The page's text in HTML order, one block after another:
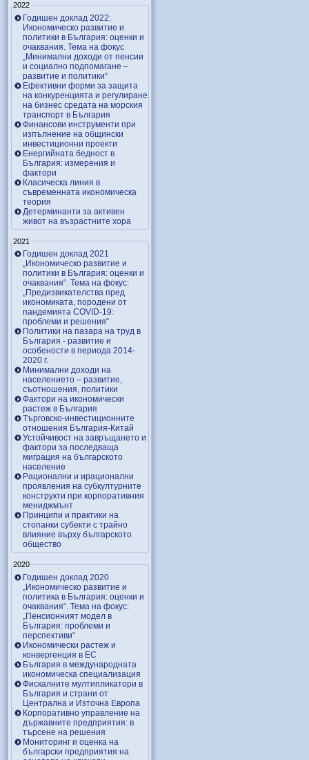
2022
Годишен доклад 2022:
Икономическо развитие и
политики в България: оценки и
очаквания. Тема на фокус
„Минимални доходи от пенсии
и социално подпомагане –
развитие и политики“
Ефективни форми за защита
на конкуренцията и регулиране
на бизнес средата на морския
транспорт в България
Финансови инструменти при
изпълнение на общински
инвестиционни проекти
Енергийната бедност в
България: измерения и
фактори
Класическа линия в
съвременната икономическа
теория
Детерминанти за активен
живот на възрастните хора
2021
Годишен доклад 2021
„Икономическо развитие и
политики в България: оценки и
очаквания“. Тема на фокус:
„Предизвикателства пред
икономиката, породени от
пандемията COVID-19:
проблеми и решения“
Политики на пазара на труд в
България - развитие и
особености в периода 2014-
2020 г.
Минимални доходи на
населението – развитие,
съотношения, политики
Фактори на икономически
растеж в България
Търговско-инвестиционните
отношения България-Китай
Устойчивост на завръщането и
фактори за последваща
миграция на българското
население
Рационални и ирационални
проявления на субкултурните
конструкти при корпоративния
мениджмънт
Принципи и практики на
стопанки субекти с трайно
влияние върху българското
общество
2020
Годишен доклад 2020
„Икономическо развитие и
политика в България: оценки и
очаквания“. Тема на фокус:
„Пенсионният модел в
България: проблеми и
перспективи“
Икономически растеж и
конвергенция в ЕС
България в международната
икономическа специализация
Фискалните мултипликатори в
България и страни от
Централна и Източна Европа
Корпоративно управление на
държавните предприятия: в
търсене на решения
Мониторинг и оценка на
български предприятия на